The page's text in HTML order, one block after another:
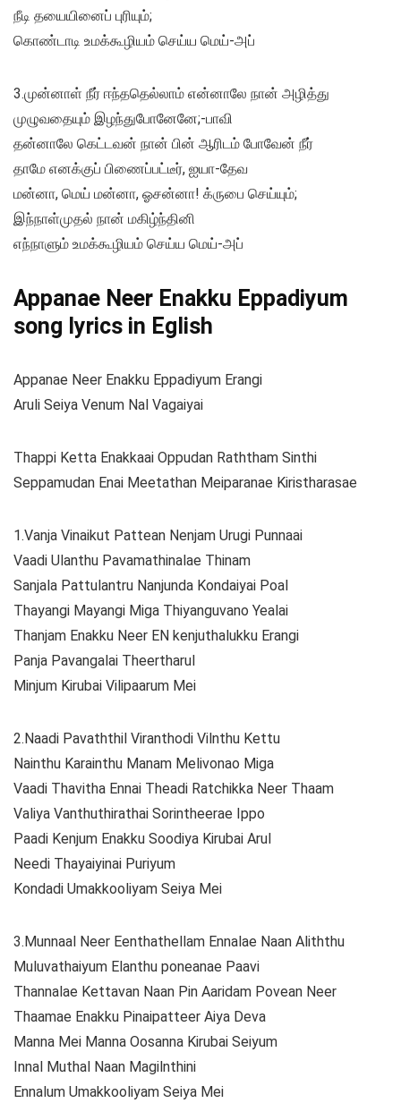
நீடி தயையினைப் புரியும்;
கொண்டாடி உமக்கூழியம் செய்ய மெய்-அப்
3.முன்னாள் நீர் ஈந்ததெல்லாம் என்னாலே நான் அழித்து
முழுவதையும் இழந்துபோனேனே;-பாவி
தன்னாலே கெட்டவன் நான் பின் ஆரிடம் போவேன் நீர்
தாமே எனக்குப் பிணைப்பட்டீர், ஐயா-தேவ
மன்னா, மெய் மன்னா, ஓசன்னா! க்ருபை செய்யும்;
இந்நாள்முதல் நான் மகிழ்ந்தினி
எந்நாளும் உமக்கூழியம் செய்ய மெய்-அப்
Appanae Neer Enakku Eppadiyum
song lyrics in Eglish
Appanae Neer Enakku Eppadiyum Erangi
Aruli Seiya Venum Nal Vagaiyai
Thappi Ketta Enakkaai Oppudan Raththam Sinthi
Seppamudan Enai Meetathan Meiparanae Kiristharasae
1.Vanja Vinaikut Pattean Nenjam Urugi Punnaai
Vaadi Ulanthu Pavamathinalae Thinam
Sanjala Pattulantru Nanjunda Kondaiyai Poal
Thayangi Mayangi Miga Thiyanguvano Yealai
Thanjam Enakku Neer EN kenjuthalukku Erangi
Panja Pavangalai Theertharul
Minjum Kirubai Vilipaarum Mei
2.Naadi Pavaththil Viranthodi Vilnthu Kettu
Nainthu Karainthu Manam Melivonao Miga
Vaadi Thavitha Ennai Theadi Ratchikka Neer Thaam
Valiya Vanthuthirathai Sorintheerae Ippo
Paadi Kenjum Enakku Soodiya Kirubai Arul
Needi Thayaiyinai Puriyum
Kondadi Umakkooliyam Seiya Mei
3.Munnaal Neer Eenthathellam Ennalae Naan Aliththu
Muluvathaiyum Elanthu poneanae Paavi
Thannalae Kettavan Naan Pin Aaridam Povean Neer
Thaamae Enakku Pinaipatteer Aiya Deva
Manna Mei Manna Oosanna Kirubai Seiyum
Innal Muthal Naan Magilnthini
Ennalum Umakkooliyam Seiya Mei